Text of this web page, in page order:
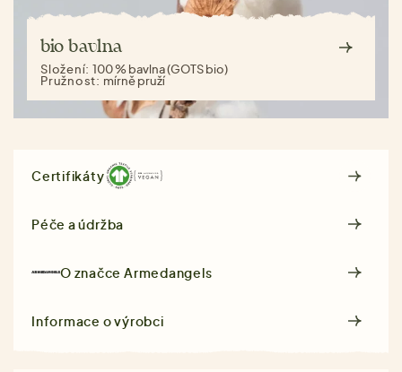
bio bavlna
Složení:100 % bavlna (GOTS bio)
Pružnost: mírně pruží
Certifikáty
Péče a údržba
O značceArmedangels
Informace o výrobci